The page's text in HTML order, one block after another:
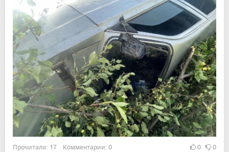
Прочитали: 17 Комментарии: 0 0 0